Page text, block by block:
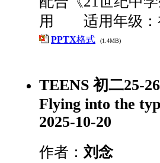
用 适用年级：
PPTX格式 (1.4MB)
TEENS 初二25-
Flying into the
2025-10-20
作者： 刘念